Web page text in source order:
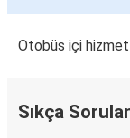
Otobüs içi
Sıkça